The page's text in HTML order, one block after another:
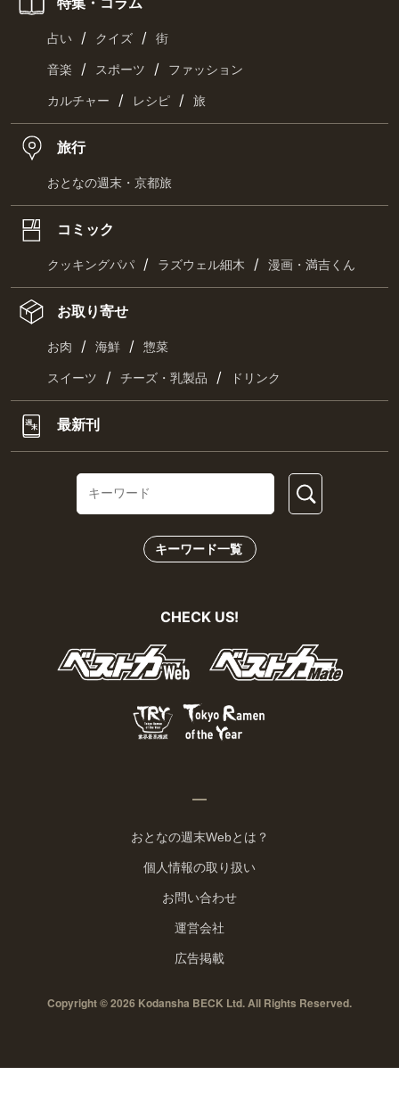
占い / クイズ / 街
音楽 / スポーツ / ファッション
カルチャー / レシピ / 旅
旅行
おとなの週末・京都旅
コミック
クッキングパパ / ラズウェル細木 / 漫画・満吉くん
お取り寄せ
お肉 / 海鮮 / 惣菜
スイーツ / チーズ・乳製品 / ドリンク
最新刊
キーワード一覧
CHECK US!
おとなの週末Webとは？
個人情報の取り扱い
お問い合わせ
運営会社
広告掲載
Copyright © 2026 Kodansha BECK Ltd. All Rights Reserved.